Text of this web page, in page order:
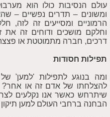
עולם הנסיבות כולו הוא
ומשונים – תדרים נפשיים –
הרמוניים ומסייעים זה לזה,
וחלקם מושכים ודוחים זה את
דרכים, חברה מתמוטטת או
תפילות חסודות
ומה בנוגע לתפילות 'למען'
להצלחתו של אדם זה או אחר?
שיתרחש כאשר אנו נקלעים
הבחנה ברחבי העולם למען